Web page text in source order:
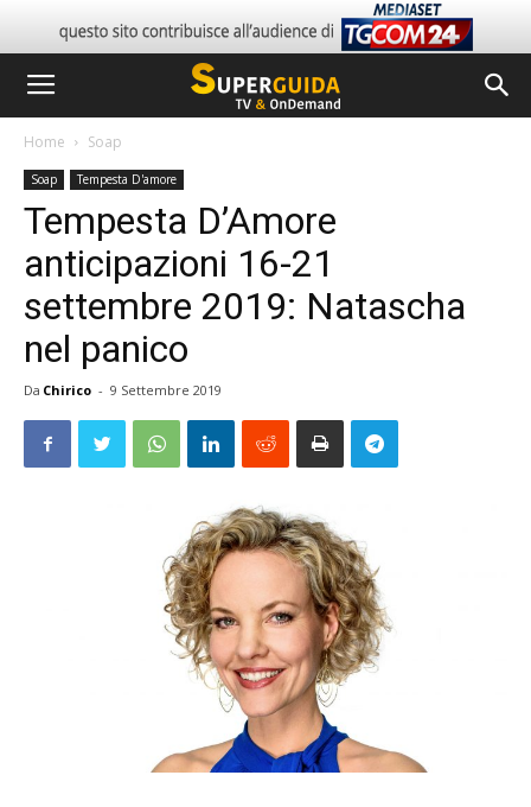
Home Soap
Soap Tempesta D'amore
Tempesta D’Amore
anticipazioni 16-21
settembre 2019: Natascha
nel panico
Da Chirico - 9 Settembre 2019